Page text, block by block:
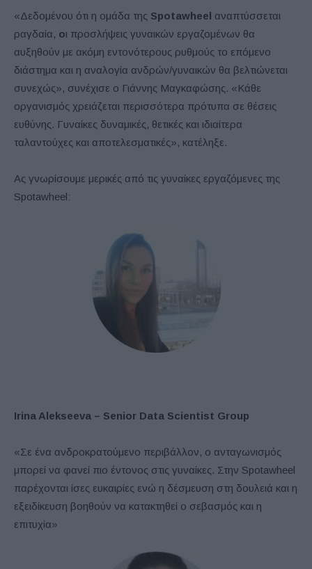
«Δεδομένου ότι η ομάδα της Spotawheel αναπτύσσεται
ραγδαία, οι προσλήψεις γυναικών εργαζομένων θα
αυξηθούν με ακόμη εντονότερους ρυθμούς το επόμενο
διάστημα και η αναλογία ανδρών/γυναικών θα βελτιώνεται
συνεχώς», συνέχισε ο Γιάννης Μαγκαφώσης. «Κάθε
οργανισμός χρειάζεται περισσότερα πρότυπα σε θέσεις
ευθύνης. Γυναίκες δυναμικές, θετικές και ιδιαίτερα
ταλαντούχες και αποτελεσματικές», κατέληξε.
Ας γνωρίσουμε μερικές από τις γυναίκες εργαζόμενες της
Spotawheel:
Irina Alekseeva – Senior Data Scientist Group
«Σε ένα ανδροκρατούμενο περιβάλλον, ο ανταγωνισμός
μπορεί να φανεί πιο έντονος στις γυναίκες. Στην Spotawheel
παρέχονται ίσες ευκαιρίες ενώ η δέσμευση στη δουλειά και η
εξειδίκευση βοηθούν να κατακτηθεί ο σεβασμός και η
επιτυχία»